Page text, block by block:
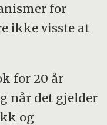
for
ikke visste at
for 20 år
når det gjelder
og